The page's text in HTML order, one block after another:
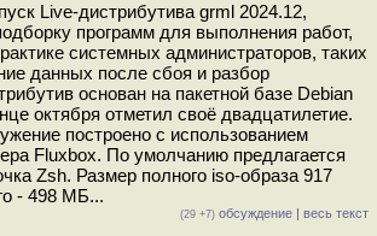
Live-дистрибутива grml 2024.12,
программ для выполнения работ,
системных администраторов, таких
данных после сбоя и разбор
основан на пакетной базе Debian
октября отметил своё двадцатилетие.
построено с использованием
Fluxbox. По умолчанию предлагается
Zsh. Размер полного iso-образа 917
- 498 МБ...
(29 +7) обсуждение | весь текст